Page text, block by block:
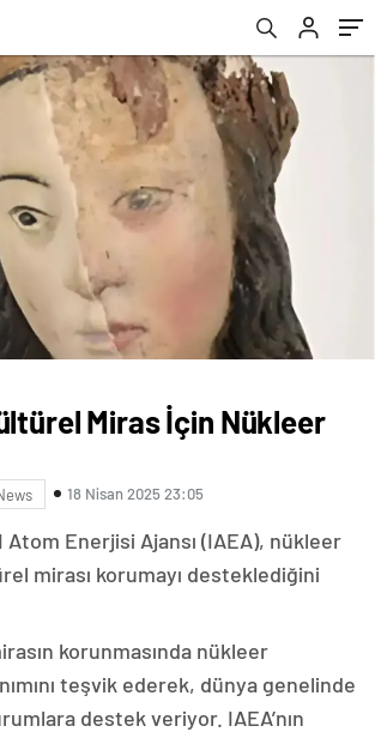
Miras İçin Nükleer
18 Nisan 2025 23:05
Atom Enerjisi Ajansı (IAEA), nükleer
mirası korumayı desteklediğini
korunmasında nükleer
teşvik ederek, dünya genelinde
destek veriyor. IAEA’nın